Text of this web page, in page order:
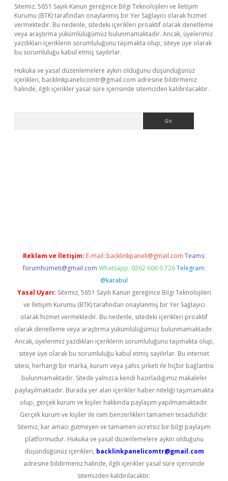
Sitemiz, 5651 Sayılı Kanun gereğince Bilgi Teknolojileri ve İletişim
Kurumu (BTK) tarafından onaylanmış bir Yer Sağlayıcı olarak hizmet
vermektedir. Bu nedenle, sitedeki içerikleri proaktif olarak denetleme
veya araştırma yükümlülüğümüz bulunmamaktadır. Ancak, üyelerimiz
yazdıkları içeriklerin sorumluluğunu taşımakta olup, siteye üye olarak
bu sorumluluğu kabul etmiş sayılırlar.
Hukuka ve yasal düzenlemelere aykırı olduğunu düşündüğünüz
içerikleri, backlinkpanelicomtr@gmail.com adresine bildirmeniz
halinde, ilgili içerikler yasal süre içerisinde sitemizden kaldırılacaktır.
Reklam ve İletişim: E-mail: backlinkpaneli@gmail.com Teams:
forumhizmeti@gmail.com Whatsapp: 0262 606 0 726 Telegram:
@karabul
Yasal Uyarı: Sitemiz, 5651 Sayılı Kanun gereğince Bilgi Teknolojileri
ve İletişim Kurumu (BTK) tarafından onaylanmış bir Yer Sağlayıcı
olarak hizmet vermektedir. Bu nedenle, sitedeki içerikleri proaktif
olarak denetleme veya araştırma yükümlülüğümüz bulunmamaktadır.
Ancak, üyelerimiz yazdıkları içeriklerin sorumluluğunu taşımakta olup,
siteye üye olarak bu sorumluluğu kabul etmiş sayılırlar. Bu internet
sitesi, herhangi bir marka, kurum veya şahıs şirketi ile hiçbir bağlantısı
bulunmamaktadır. Sitede yalnızca kendi hazırladığımız makaleler
paylaşılmaktadır. Burada yer alan içerikler haber niteliği taşımamakta
olup, gerçek kurum ve kişiler hakkında paylaşım yapılmamaktadır.
Gerçek kurum ve kişiler ile isim benzerlikleri tamamen tesadüfidir.
Sitemiz, kar amacı gütmeyen ve tamamen ücretsiz bir bilgi paylaşım
platformudur. Hukuka ve yasal düzenlemelere aykırı olduğunu
düşündüğünüz içerikleri, backlinkpanelicomtr@gmail.com
adresine bildirmeniz halinde, ilgili içerikler yasal süre içerisinde
sitemizden kaldırılacaktır.